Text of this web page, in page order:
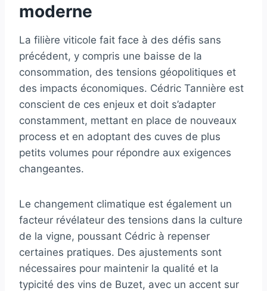
moderne
La filière viticole fait face à des défis sans
précédent, y compris une baisse de la
consommation, des tensions géopolitiques et
des impacts économiques. Cédric Tannière est
conscient de ces enjeux et doit s’adapter
constamment, mettant en place de nouveaux
process et en adoptant des cuves de plus
petits volumes pour répondre aux exigences
changeantes.
Le changement climatique est également un
facteur révélateur des tensions dans la culture
de la vigne, poussant Cédric à repenser
certaines pratiques. Des ajustements sont
nécessaires pour maintenir la qualité et la
typicité des vins de Buzet, avec un accent sur